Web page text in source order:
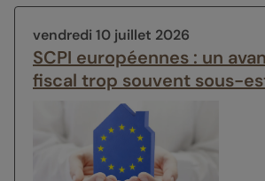
vendredi 10 juillet 2026
SCPI européennes : un
fiscal trop souvent sous-